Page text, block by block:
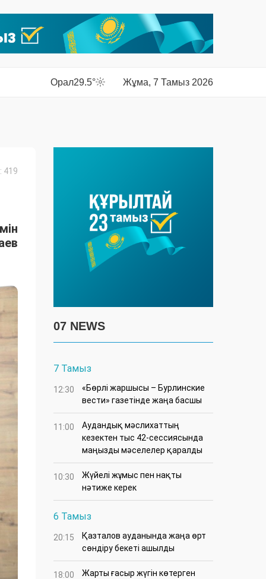
Орал29.5° Жұма, 7 Тамыз 2026
419
07 NEWS
7 Тамыз
12:30
«Бөрлі жаршысы – Бурлинские
вести» газетінде жаңа басшы
11:00
Аудандық мәслихаттың
кезектен тыс 42-сессиясында
маңызды мәселелер қаралды
10:30
Жүйелі жұмыс пен нақты
нәтиже керек
6 Тамыз
20:15
Қазталов ауданында жаңа өрт
сөндіру бекеті ашылды
18:00
Жарты ғасыр жүгін көтерген